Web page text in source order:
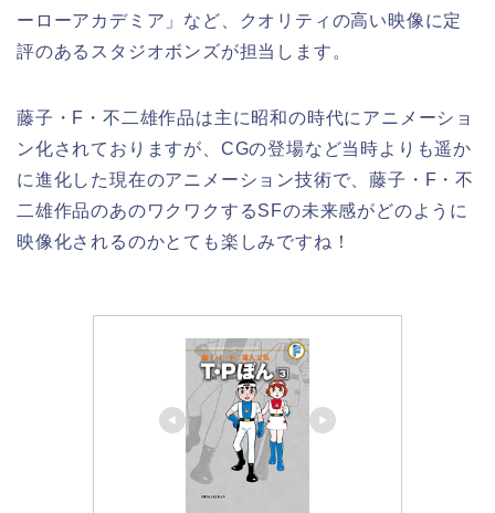
ーローアカデミア」など、クオリティの高い映像に定
評のあるスタジオボンズが担当します。
藤子・F・不二雄作品は主に昭和の時代にアニメーショ
ン化されておりますが、CGの登場など当時よりも遥か
に進化した現在のアニメーション技術で、藤子・F・不
二雄作品のあのワクワクするSFの未来感がどのように
映像化されるのかとても楽しみですね！